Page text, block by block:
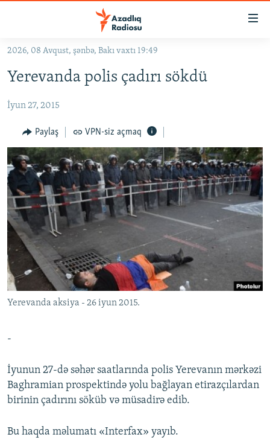
Əsas
qayıt
naviqasiyaya
Axtarışa
keç
KORRUPSIOMETR
#ƏSLINDƏ
FƏRQƏ BAX
QANUNI DOĞRU
ARAŞDIRMA
MULTIMEDIA
VIDEO
FOTOQALEREYA
İNFOQRAFIKA
KARIKATURA
RADIO ARXIV
OXU ZALI
AZƏRBAYCAN ƏDƏBIYYATI KITABXANASI
İSLAM VƏ DEMOKRATIYA
HAQQIMIZDA
MISSIYAMIZ
PEŞƏ ETIKASI VƏ JURNALISTIKA STANDARTLARIMIZ
BIZIMLƏ ƏLAQƏ
XƏBƏR BÜLLETENLƏRIMIZ
BIZI IZLƏ
2026, 08 Avqust, şənbə, Bakı vaxtı 19:49
Yerevanda polis çadırı sökdü
İyun 27, 2015
Paylaş VPN-siz açmaq
Yerevanda aksiya - 26 iyun 2015.
-
İyunun 27-də səhər saatlarında polis Yerevanın mərkəzi
Baghramian prospektində yolu bağlayan etirazçılardan
birinin çadırını söküb və müsadirə edib.
Bu haqda məlumatı «Interfax» yayıb.